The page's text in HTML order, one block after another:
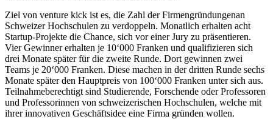
Ziel von venture kick ist es, die Zahl der Firmengründungenan
Schweizer Hochschulen zu verdoppeln. Monatlich erhalten acht
Startup-Projekte die Chance, sich vor einer Jury zu präsentieren.
Vier Gewinner erhalten je 10‘000 Franken und qualifizieren sich
drei Monate später für die zweite Runde. Dort gewinnen zwei
Teams je 20‘000 Franken. Diese machen in der dritten Runde sechs
Monate später den Hauptpreis von 100‘000 Franken unter sich aus.
Teilnahmeberechtigt sind Studierende, Forschende oder Professoren
und Professorinnen von schweizerischen Hochschulen, welche mit
ihrer innovativen Geschäftsidee eine Firma gründen wollen.